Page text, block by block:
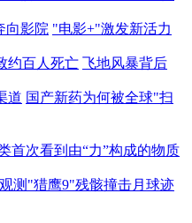
向影院 "电影+"激发新活力
约百人死亡 飞地风暴背后
道 国产新药为何被全球"扫
首次看到由“力”构成的物质
观测"猎鹰9"残骸撞击月球迹